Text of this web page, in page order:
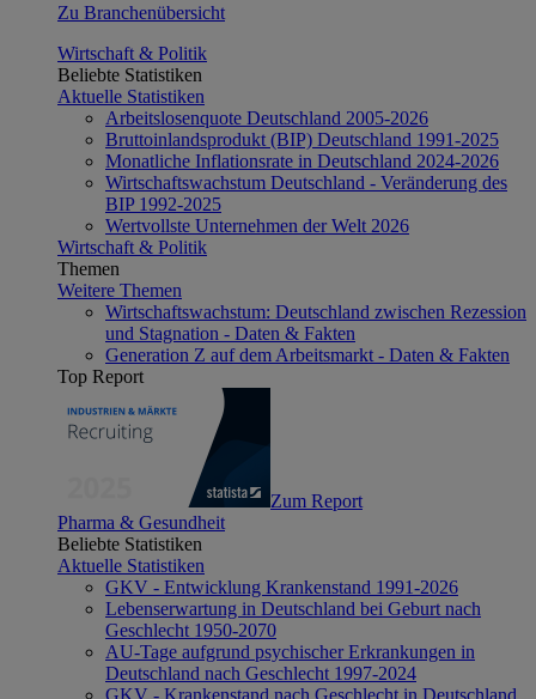
Zu Branchenübersicht
Wirtschaft & Politik
Beliebte Statistiken
Aktuelle Statistiken
Arbeitslosenquote Deutschland 2005-2026
Bruttoinlandsprodukt (BIP) Deutschland 1991-2025
Monatliche Inflationsrate in Deutschland 2024-2026
Wirtschaftswachstum Deutschland - Veränderung des
BIP 1992-2025
Wertvollste Unternehmen der Welt 2026
Wirtschaft & Politik
Themen
Weitere Themen
Wirtschaftswachstum: Deutschland zwischen Rezession
und Stagnation - Daten & Fakten
Generation Z auf dem Arbeitsmarkt - Daten & Fakten
Top Report
Zum Report
Pharma & Gesundheit
Beliebte Statistiken
Aktuelle Statistiken
GKV - Entwicklung Krankenstand 1991-2026
Lebenserwartung in Deutschland bei Geburt nach
Geschlecht 1950-2070
AU-Tage aufgrund psychischer Erkrankungen in
Deutschland nach Geschlecht 1997-2024
GKV - Krankenstand nach Geschlecht in Deutschland